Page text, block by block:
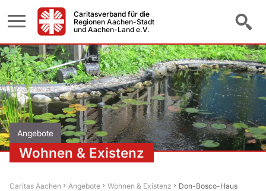
Caritasverband für die
Regionen Aachen-Stadt
und Aachen-Land e.V.
Angebote
Wohnen & Existenz
Caritas Aachen Angebote Wohnen & Existenz Don-Bosco-Haus